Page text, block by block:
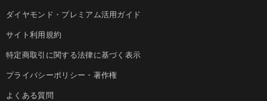
ダイヤモンド・プレミアム活用ガイド
サイト利用規約
特定商取引に関する法律に基づく表示
プライバシーポリシー・著作権
よくある質問